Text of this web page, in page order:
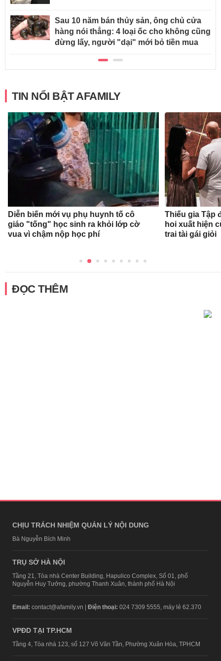
Sau 10 năm bán thủy sản, ông chủ cửa
hàng nói thẳng: 4 loại ốc cho không cũng
đừng lấy, người "dại" mới bỏ tiền mua
TIN NỔI BẬT AFAMILY
Diễn biến mới vụ phụ huynh tố cô
giáo "tống" học sinh ra khỏi lớp cờ
vua vì chậm nộp học phí
Thiếu gia Tập
hoi xuất hiện
trai tài gái giỏi
ĐỌC THÊM
CHỊU TRÁCH NHIỆM QUẢN LÝ NỘI DUNG
Bà Nguyễn Bích Minh
TRỤ SỞ HÀ NỘI
Tầng 21, Tòa nhà Center Building, Hapulico Complex, Số 01, phố
Nguyễn Huy Tưởng, phường Thanh Xuân, thành phố Hà Nội
Email: contact@afamily.vn | Điện thoại: 024 7309 5555, máy lẻ 62.370
VPĐD TẠI TP.HCM
Tầng 4, Tòa nhà 123, số 127 Võ Văn Tần, Phường Xuân Hòa, TPHCM